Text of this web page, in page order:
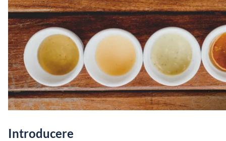
Introducere